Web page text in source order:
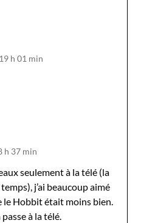
h 01 min
h 37 min
seulement à la télé (la
j’ai beaucoup aimé
le Hobbit était moins bien.
à la télé.